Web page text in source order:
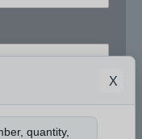
X
quantity,